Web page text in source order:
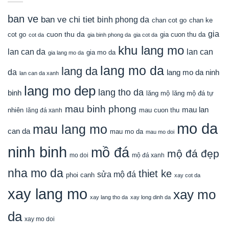
ban ve ban ve chi tiet binh phong da chan cot go chan ke
cot go cot da cuon thu da gia binh phong da gia cot da gia cuon thu da gia
lan can da gia lang mo da gia mo da khu lang mo lan can
da lan can da xanh lang da lang mo da lang mo da ninh
binh lang mo dep lang tho da lăng mộ lăng mộ đá tự
nhiên lăng đá xanh mau binh phong mau cuon thu mau lan
can da mau lang mo mau mo da mau mo doi mo da
ninh binh mo doi mồ đá mộ đá xanh mộ đá đẹp
nha mo da phoi canh sửa mộ đá thiet ke xay cot da
xay lang mo xay lang tho da xay long dinh da xay mo
da xay mo doi